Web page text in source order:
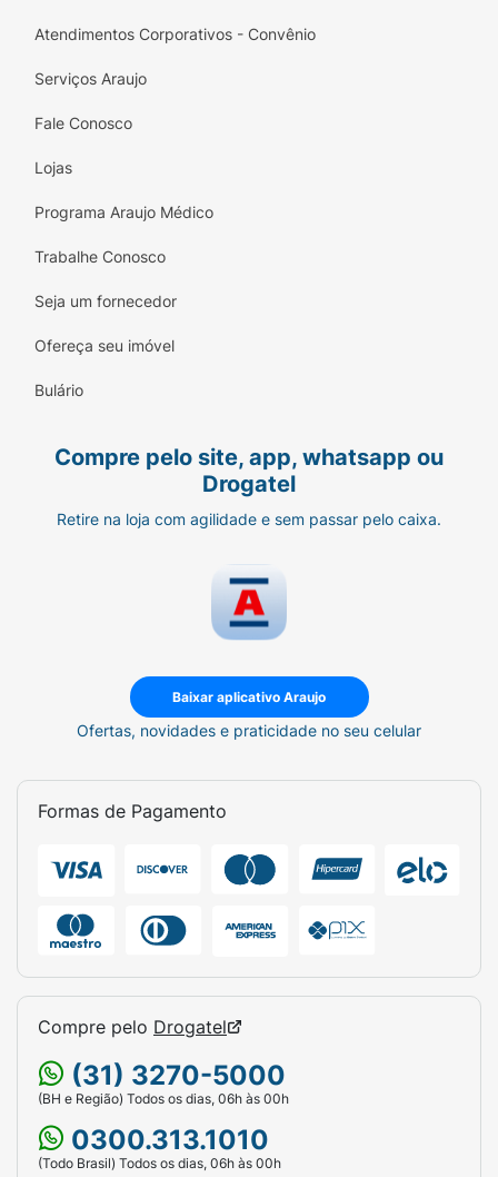
Atendimentos Corporativos - Convênio
Serviços Araujo
Fale Conosco
Lojas
Programa Araujo Médico
Trabalhe Conosco
Seja um fornecedor
Ofereça seu imóvel
Bulário
Compre pelo site, app, whatsapp ou
Drogatel
Retire na loja com agilidade e sem passar pelo caixa.
Baixar aplicativo Araujo
Ofertas, novidades e praticidade no seu celular
Formas de Pagamento
Compre pelo Drogatel
(31) 3270-5000
(BH e Região) Todos os dias, 06h às 00h
0300.313.1010
(Todo Brasil) Todos os dias, 06h às 00h